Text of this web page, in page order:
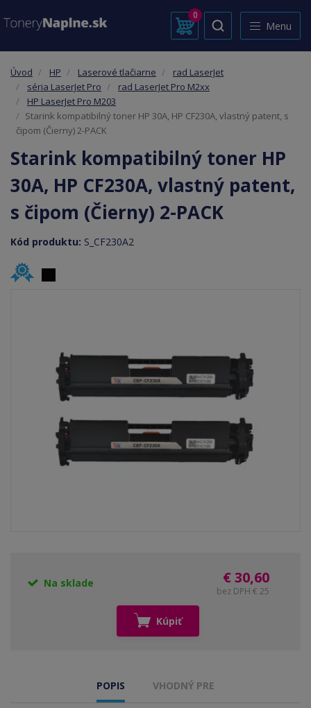
0
Menu
Úvod HP Laserové tlačiarne
rad LaserJet
séria LaserJet Pro
rad LaserJet Pro M2xx
HP LaserJet Pro M203
Starink kompatibilný toner HP 30A, HP CF230A, vlastný patent, s
čipom (Čierny) 2-PACK
Starink kompatibilný toner HP
30A, HP CF230A, vlastný patent,
s čipom (Čierny) 2-PACK
Kód produktu: S_CF230A2
Na sklade € 30,60
bez DPH € 25
Kúpiť
POPIS VHODNÝ PRE